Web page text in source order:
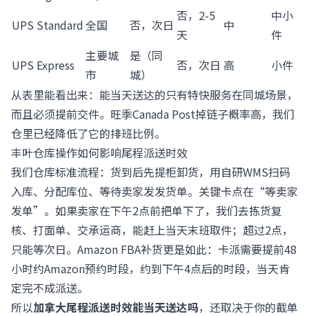
UPS Standard全国 否，次日
否，2-5
天
中
中小
件
UPS Express
主要城
市
是（同
城）
否，次日 高
小件
从表里能看出来：能当天送达的只有特快服务在同城场景，
而且必须提前交件。旺季Canada Post掉链子概率高，我们
仓里已经降低了它的排班比例。
丰叶仓库操作如何影响尾程派送时效
我们仓库标准流程：货到后先提柜卸货，用自研WMS扫码
入库、分配库位、等待卖家发发货单。关键卡点在“等卖家
发单”。如果卖家在下午2点前把单下了，我们去拣货复
核、打面单、交承运商，能赶上当天末班取件；超过2点，
只能等次日。Amazon FBA补货更是如此：卡派需要提前48
小时约Amazon预约时段，约到下午4点后的时段，当天肯
定完不成派送。
所以加拿大尾程派送时效能当天送达吗，还取决于你的截单